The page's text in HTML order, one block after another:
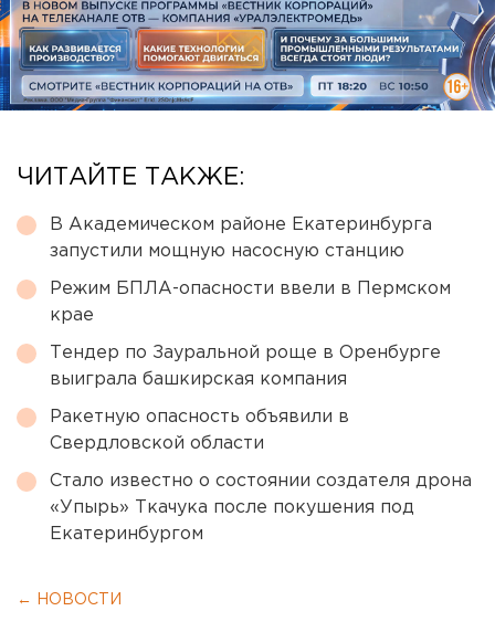
ЧИТАЙТЕ ТАКЖЕ:
В Академическом районе Екатеринбурга
запустили мощную насосную станцию
Режим БПЛА-опасности ввели в Пермском
крае
Тендер по Зауральной роще в Оренбурге
выиграла башкирская компания
Ракетную опасность объявили в
Свердловской области
Стало известно о состоянии создателя дрона
«Упырь» Ткачука после покушения под
Екатеринбургом
← НОВОСТИ